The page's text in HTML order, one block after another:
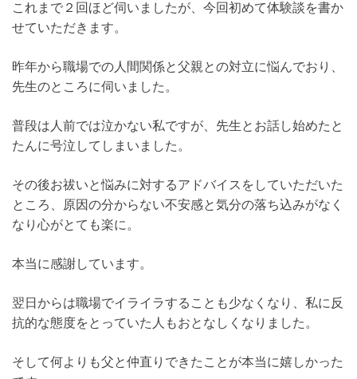
これまで２回ほど伺いましたが、今回初めて体験談を書か
せていただきます。
昨年から職場での人間関係と父親との対立に悩んでおり、
先生のところに伺いました。
普段は人前では泣かない私ですが、先生とお話し始めたと
たんに号泣してしまいました。
その後お祓いと悩みに対するアドバイスをしていただいた
ところ、原因の分からない不安感と気分の落ち込みがなく
なり心がとても楽に。
本当に感謝しています。
翌日からは職場でイライラすることも少なくなり、私に反
抗的な態度をとっていた人もおとなしくなりました。
そして何よりも父と仲直りできたことが本当に嬉しかった